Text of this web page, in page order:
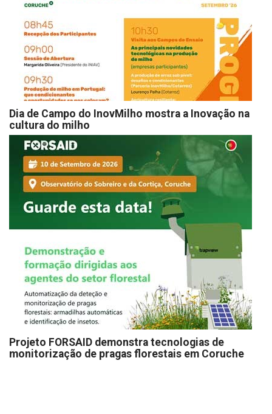
Dia de Campo do InovMilho mostra a Inovação na
cultura do milho
Projeto FORSAID demonstra tecnologias de
monitorização de pragas florestais em Coruche